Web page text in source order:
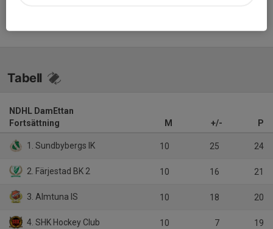
Tabell
NDHL DamEttan
Fortsättning
M +/- P
1. Sundbybergs IK 10 25 24
2. Färjestad BK 2 10 16 21
3. Almtuna IS 10 18 20
4. SHK Hockey Club 10 7 19